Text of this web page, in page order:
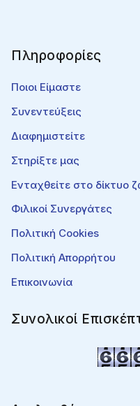
Πληροφορίες
Ποιοι Είμαστε
Συνεντεύξεις
Διαφημιστείτε
Στηρίξτε μας
Ενταχθείτε στο δίκτυο
Φιλικοί Συνεργάτες
Πολιτική Cookies
Πολιτική Απορρήτου
Επικοινωνία
Συνολικοί